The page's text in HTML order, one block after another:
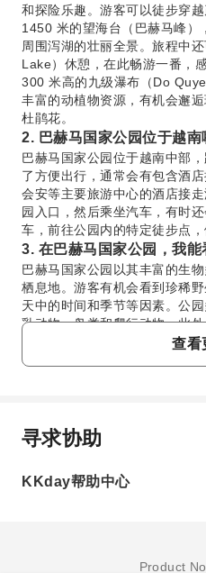
和探险乐趣。游客可以徒步穿
1450 米的望海台（巴赫马峰）
周围泻湖的壮丽全景。旅程中
Lake）休憩，在此畅游一番，
300 米高的九级瀑布（Do
丰富的动植物资源，有机会邂
杜鹃花。
2. 巴赫马国家公园位于越南
巴赫马国家公园位于越南中部
了方便出行，通常会有包含酒
会安等主要旅游中心的酒店接
园入口，然后乘坐汽车，有时
车，前往公园内的特定徒步点，
3. 在巴赫马国家公园，我
巴赫马国家公园以其丰富的生
栖息地。游客有机会看到珍稀
天中的时间和季节等因素。公
乳动物、鸟类和爬行动物。此
名，包括色彩鲜艳的杜鹃花，
Waterfall）等区域附近，为自然
会直接从您在这些城市的住所
过汽车和摩托车（如有需要）
徒步点，由经验丰富的司机或森
史的宝贵见解，加深您对该地
查看
常问问题
1. 巴赫马国家公园提供
海云关以及周围泻湖的壮丽
寻求协助
KKday帮助中心
Product